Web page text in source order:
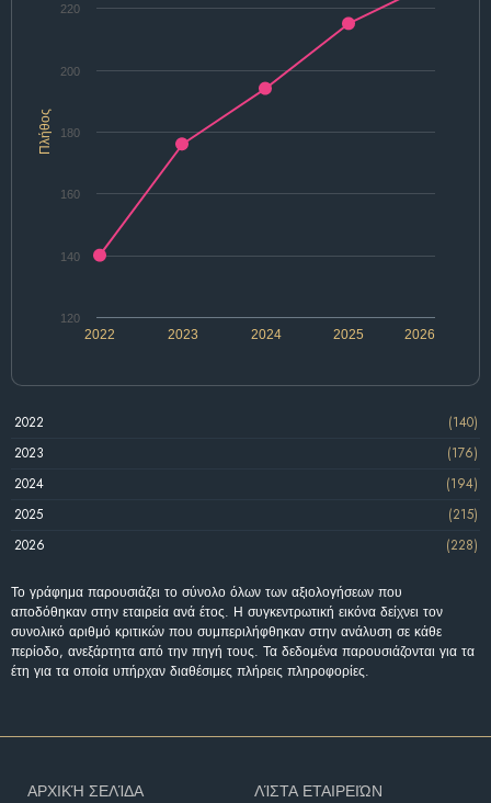
Πλήθος
2025
2022 2023 2024 2026
120
140
160
180
200
220
2022
(140)
2023
(176)
2024
(194)
2025
(215)
2026
(228)
Το γράφημα παρουσιάζει το σύνολο όλων των αξιολογήσεων που
αποδόθηκαν στην εταιρεία ανά έτος. Η συγκεντρωτική εικόνα δείχνει τον
συνολικό αριθμό κριτικών που συμπεριλήφθηκαν στην ανάλυση σε κάθε
περίοδο, ανεξάρτητα από την πηγή τους. Τα δεδομένα παρουσιάζονται για τα
έτη για τα οποία υπήρχαν διαθέσιμες πλήρεις πληροφορίες.
ΑΡΧΙΚΉ ΣΕΛΊΔΑ
ΛΊΣΤΑ ΕΤΑΙΡΕΙΏΝ